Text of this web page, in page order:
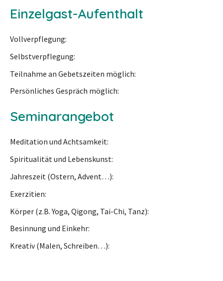
Einzelgast-Aufenthalt
Vollverpflegung
Selbstverpflegung
Teilnahme an Gebetszeiten möglich
Persönliches Gespräch möglich
Seminarangebot
Meditation und Achtsamkeit
Spiritualität und Lebenskunst
Jahreszeit (Ostern, Advent…)
Exerzitien
Körper (z.B. Yoga, Qigong, Tai-Chi, Tanz)
Besinnung und Einkehr
Kreativ (Malen, Schreiben…)